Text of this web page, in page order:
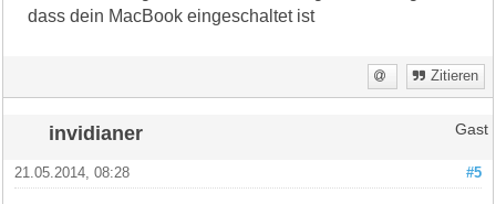
dass dein MacBook eingeschaltet ist
Zitieren
invidianer Gast
#5
21.05.2014, 08:28